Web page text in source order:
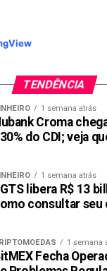
TENDÊNCIA
1 semana atrás
Croma
do CDI; veja
1 semana atrás
libera R$ 13
consultar seu
1 semana
Fecha